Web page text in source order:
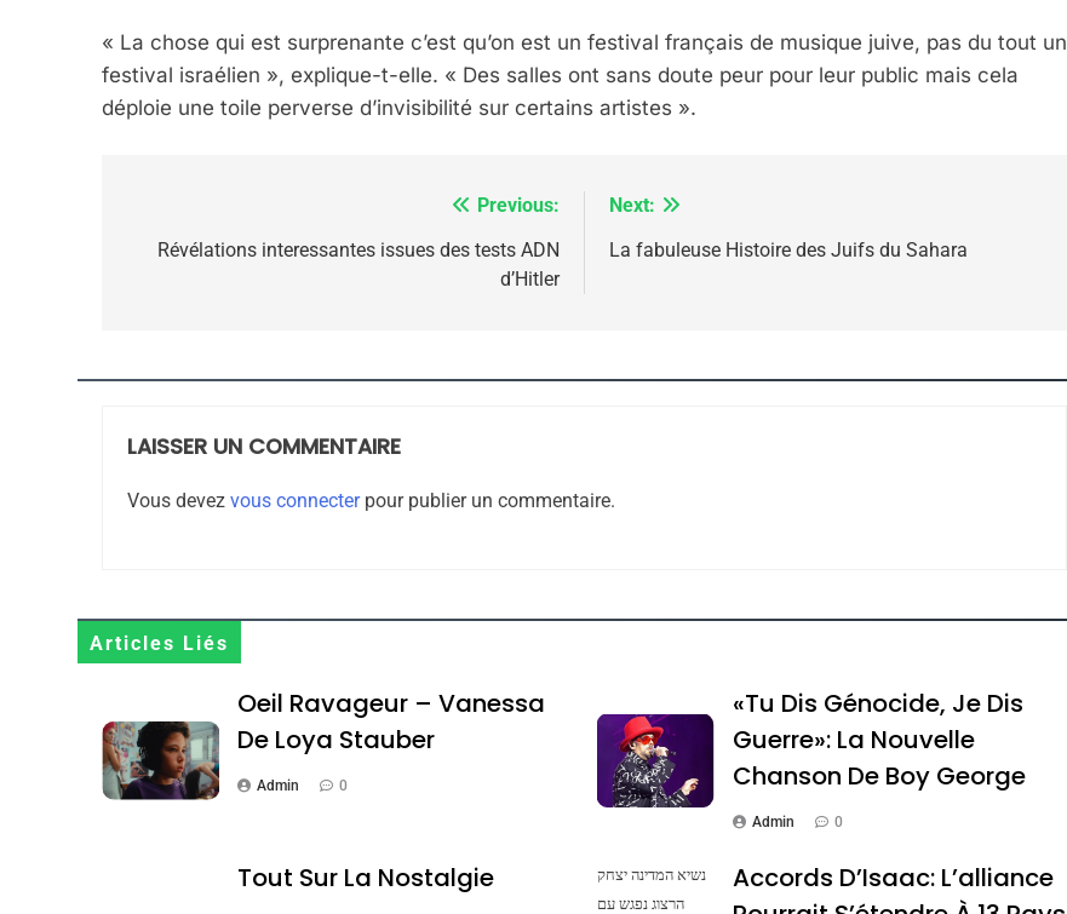
« La chose qui est surprenante c’est qu’on est un festival français de musique juive, pas du tout un
festival israélien », explique-t-elle. « Des salles ont sans doute peur pour leur public mais cela
déploie une toile perverse d’invisibilité sur certains artistes ».
Previous:
Révélations interessantes issues des tests ADN
d’Hitler
Next:
La fabuleuse Histoire des Juifs du Sahara
LAISSER UN COMMENTAIRE
Vous devez vous connecterpour publier un commentaire.
Articles Liés
Oeil Ravageur – Vanessa
De Loya Stauber
Admin 0
«Tu Dis Génocide, Je Dis
Guerre»: La Nouvelle
Chanson De Boy George
Admin 0
Tout Sur La Nostalgie
נשיא המדינה יצחק
הרצוג נפגש עם
Accords D’Isaac: L’alliance
CE QUI NOUS MANQUE – Jacques Hadida
Terroir